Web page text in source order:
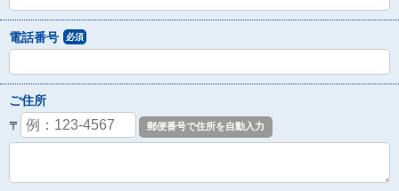
電話番号 必須
ご住所
〒